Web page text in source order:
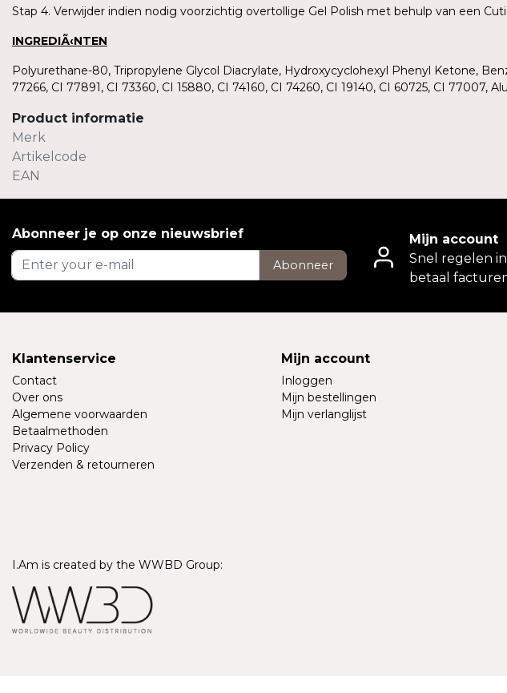
Stap 4. Verwijder indien nodig voorzichtig overtollige Gel Polish met behulp van een
INGREDIÃ‹NTEN
Polyurethane-80, Tripropylene Glycol Diacrylate, Hydroxycyclohexyl Phenyl Ketone,
77266, CI 77891, CI 73360, CI 15880, CI 74160, CI 74260, CI 19140, CI 60725, CI 77007,
Product informatie
Merk
Artikelcode
EAN
Abonneer je op onze nieuwsbrief
Abonneer
Mijn account
Snel regelen
betaal
Klantenservice
Contact
Over ons
Algemene voorwaarden
Betaalmethoden
Privacy Policy
Verzenden & retourneren
Mijn account
Inloggen
Mijn bestellingen
Mijn verlanglijst
I.Am is created by the WWBD Group: